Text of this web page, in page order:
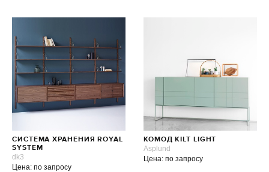
СИСТЕМА ХРАНЕНИЯ ROYAL
SYSTEM
dk3
Цена: по запросу
КОМОД KILT LIGHT
Asplund
Цена: по запросу